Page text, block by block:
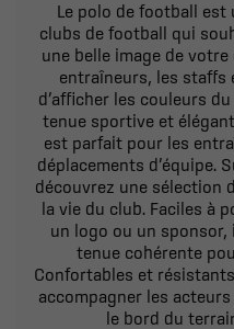
Le polo de football est
clubs de football qui
une belle image de votre
entraîneurs, les staffs
d’afficher les couleurs
tenue sportive et
est parfait pour les
déplacements d’équipe.
découvrez une sélection
la vie du club. Faciles à
un logo ou un
tenue cohérente
Confortables et
accompagner les
le bord du